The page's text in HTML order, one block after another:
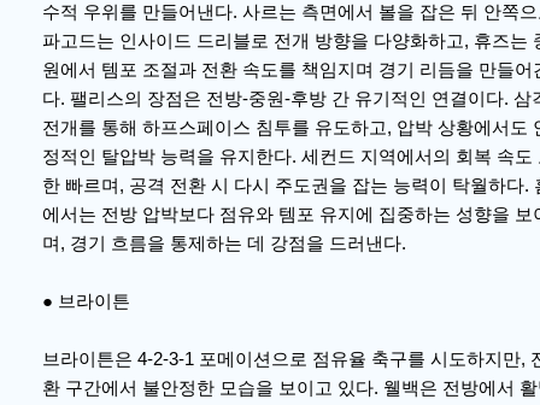
수적 우위를 만들어낸다. 사르는 측면에서 볼을 잡은 뒤 안쪽
파고드는 인사이드 드리블로 전개 방향을 다양화하고, 휴즈는
원에서 템포 조절과 전환 속도를 책임지며 경기 리듬을 만들어
다. 팰리스의 장점은 전방-중원-후방 간 유기적인 연결이다. 삼
전개를 통해 하프스페이스 침투를 유도하고, 압박 상황에서도
정적인 탈압박 능력을 유지한다. 세컨드 지역에서의 회복 속도
한 빠르며, 공격 전환 시 다시 주도권을 잡는 능력이 탁월하다.
에서는 전방 압박보다 점유와 템포 유지에 집중하는 성향을 보
며, 경기 흐름을 통제하는 데 강점을 드러낸다.
● 브라이튼
브라이튼은 4-2-3-1 포메이션으로 점유율 축구를 시도하지만,
환 구간에서 불안정한 모습을 보이고 있다. 웰백은 전방에서